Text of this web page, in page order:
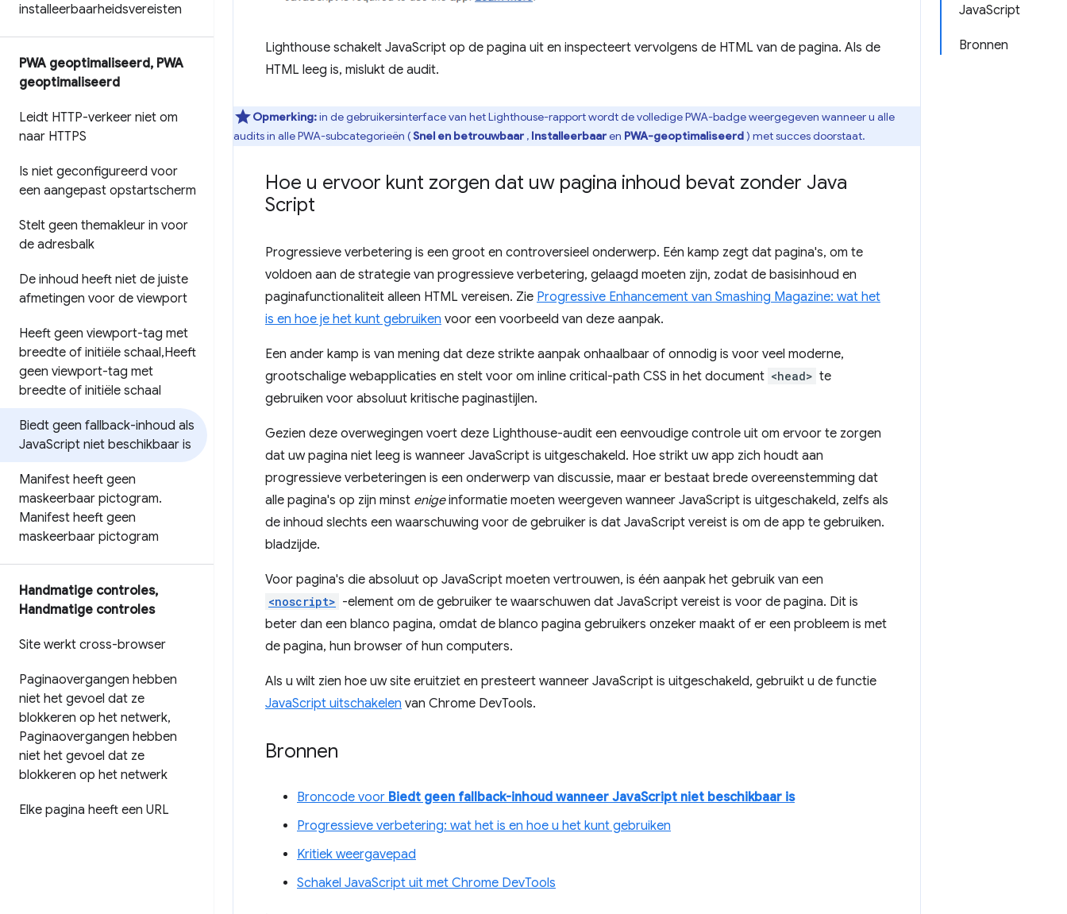
installeerbaarheidsvereisten
PWA geoptimaliseerd, PWA
geoptimaliseerd
Leidt HTTP-verkeer niet om
naar HTTPS
Is niet geconfigureerd voor
een aangepast opstartscherm
Stelt geen themakleur in voor
de adresbalk
De inhoud heeft niet de juiste
afmetingen voor de viewport
Heeft geen viewport-tag met
breedte of initiële schaal,Heeft
geen viewport-tag met
breedte of initiële schaal
Biedt geen fallback-inhoud als
JavaScript niet beschikbaar is
Manifest heeft geen
maskeerbaar pictogram.
Manifest heeft geen
maskeerbaar pictogram
Handmatige controles,
Handmatige controles
Site werkt cross-browser
Paginaovergangen hebben
niet het gevoel dat ze
blokkeren op het netwerk,
Paginaovergangen hebben
niet het gevoel dat ze
blokkeren op het netwerk
Elke pagina heeft een URL
JavaScript
Bronnen
Lighthouse schakelt JavaScript op de pagina uit en inspecteert vervolgens de HTML van de pagina. Als de
HTML leeg is, mislukt de audit.
Opmerking:in de gebruikersinterface van het Lighthouse-rapport wordt de volledige PWA-badge weergegeven wanneer u alle
audits in alle PWA-subcategorieën (Snel en betrouwbaar , Installeerbaaren PWA-geoptimaliseerd) met succes doorstaat.
Hoe u ervoor kunt zorgen dat uw pagina inhoud bevat zonder Java
Script
Progressieve verbetering is een groot en controversieel onderwerp. Eén kamp zegt dat pagina's, om te
voldoen aan de strategie van progressieve verbetering, gelaagd moeten zijn, zodat de basisinhoud en
paginafunctionaliteit alleen HTML vereisen. Zie Progressive Enhancement van Smashing Magazine: wat het
is en hoe je het kunt gebruiken voor een voorbeeld van deze aanpak.
Een ander kamp is van mening dat deze strikte aanpak onhaalbaar of onnodig is voor veel moderne,
grootschalige webapplicaties en stelt voor om inline critical-path CSS in het document <head> te
gebruiken voor absoluut kritische paginastijlen.
Gezien deze overwegingen voert deze Lighthouse-audit een eenvoudige controle uit om ervoor te zorgen
dat uw pagina niet leeg is wanneer JavaScript is uitgeschakeld. Hoe strikt uw app zich houdt aan
progressieve verbeteringen is een onderwerp van discussie, maar er bestaat brede overeenstemming dat
alle pagina's op zijn minst enigeinformatie moeten weergeven wanneer JavaScript is uitgeschakeld, zelfs als
de inhoud slechts een waarschuwing voor de gebruiker is dat JavaScript vereist is om de app te gebruiken.
bladzijde.
Voor pagina's die absoluut op JavaScript moeten vertrouwen, is één aanpak het gebruik van een
<noscript> -element om de gebruiker te waarschuwen dat JavaScript vereist is voor de pagina. Dit is
beter dan een blanco pagina, omdat de blanco pagina gebruikers onzeker maakt of er een probleem is met
de pagina, hun browser of hun computers.
Als u wilt zien hoe uw site eruitziet en presteert wanneer JavaScript is uitgeschakeld, gebruikt u de functie
JavaScript uitschakelen van Chrome DevTools.
Bronnen
Broncode voor Biedt geen fallback-inhoud wanneer JavaScript niet beschikbaar is
Progressieve verbetering: wat het is en hoe u het kunt gebruiken
Kritiek weergavepad
Schakel JavaScript uit met Chrome DevTools